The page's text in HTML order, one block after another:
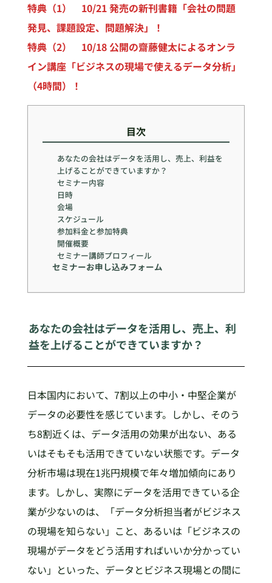
特典（1） 10/21 発売の新刊書籍「会社の問題
発見、課題設定、問題解決」！
特典（2） 10/18 公開の齋藤健太によるオンラ
イン講座「ビジネスの現場で使えるデータ分析」
（4時間）！
目次
あなたの会社はデータを活用し、売上、利益を
上げることができていますか？
セミナー内容
日時
会場
スケジュール
参加料金と参加特典
開催概要
セミナー講師プロフィール
セミナーお申し込みフォーム
あなたの会社はデータを活用し、売上、利
益を上げることができていますか？
日本国内において、7割以上の中小・中堅企業が
データの必要性を感じています。しかし、そのう
ち8割近くは、データ活用の効果が出ない、ある
いはそもそも活用できていない状態です。データ
分析市場は現在1兆円規模で年々増加傾向にあり
ます。しかし、実際にデータを活用できている企
業が少ないのは、「データ分析担当者がビジネス
の現場を知らない」こと、あるいは「ビジネスの
現場がデータをどう活用すればいいか分かってい
ない」といった、データとビジネス現場との間に